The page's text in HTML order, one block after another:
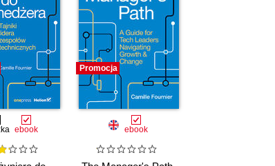
ebook
Promocja
ebook